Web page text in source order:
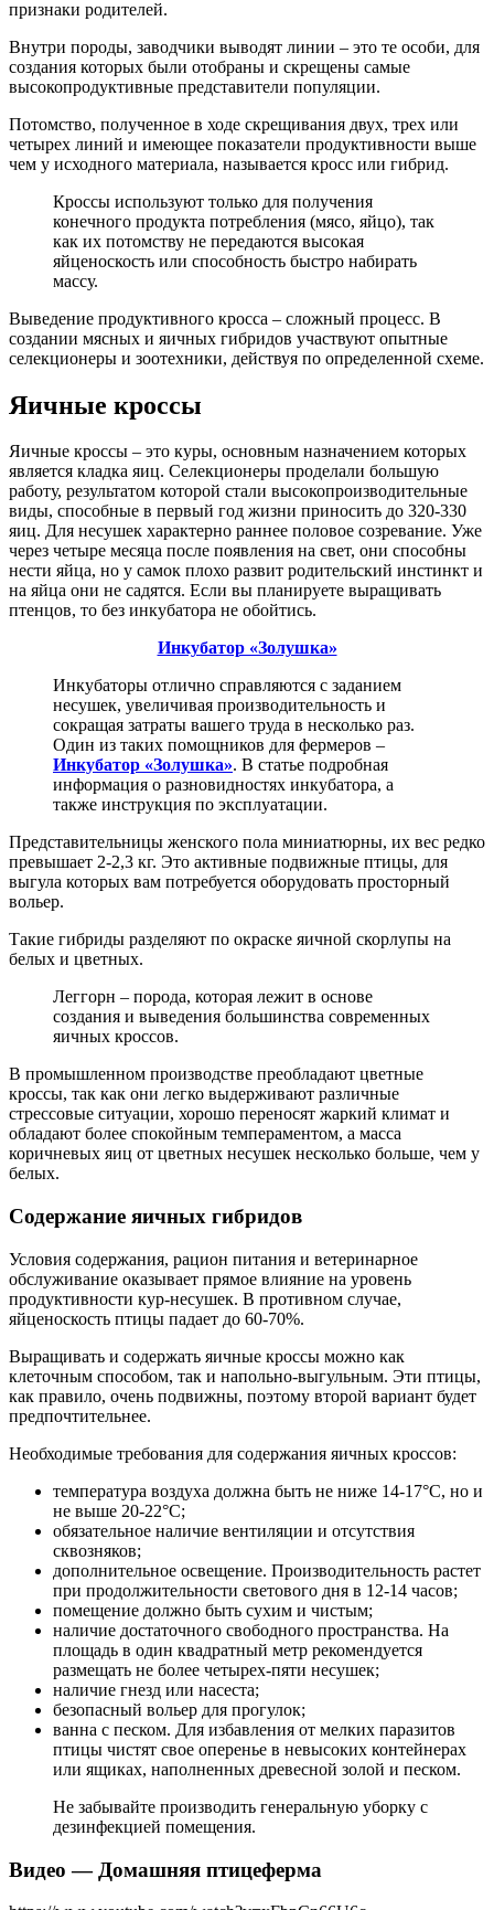
признаки родителей.
Внутри породы, заводчики выводят линии – это те особи, для
создания которых были отобраны и скрещены самые
высокопродуктивные представители популяции.
Потомство, полученное в ходе скрещивания двух, трех или
четырех линий и имеющее показатели продуктивности выше
чем у исходного материала, называется кросс или гибрид.
Кроссы используют только для получения
конечного продукта потребления (мясо, яйцо), так
как их потомству не передаются высокая
яйценоскость или способность быстро набирать
массу.
Выведение продуктивного кросса – сложный процесс. В
создании мясных и яичных гибридов участвуют опытные
селекционеры и зоотехники, действуя по определенной схеме.
Яичные кроссы
Яичные кроссы – это куры, основным назначением которых
является кладка яиц. Селекционеры проделали большую
работу, результатом которой стали высокопроизводительные
виды, способные в первый год жизни приносить до 320-330
яиц. Для несушек характерно раннее половое созревание. Уже
через четыре месяца после появления на свет, они способны
нести яйца, но у самок плохо развит родительский инстинкт и
на яйца они не садятся. Если вы планируете выращивать
птенцов, то без инкубатора не обойтись.
Инкубатор «Золушка»
Инкубаторы отлично справляются с заданием
несушек, увеличивая производительность и
сокращая затраты вашего труда в несколько раз.
Один из таких помощников для фермеров –
Инкубатор «Золушка». В статье подробная
информация о разновидностях инкубатора, а
также инструкция по эксплуатации.
Представительницы женского пола миниатюрны, их вес редко
превышает 2-2,3 кг. Это активные подвижные птицы, для
выгула которых вам потребуется оборудовать просторный
вольер.
Такие гибриды разделяют по окраске яичной скорлупы на
белых и цветных.
Леггорн – порода, которая лежит в основе
создания и выведения большинства современных
яичных кроссов.
В промышленном производстве преобладают цветные
кроссы, так как они легко выдерживают различные
стрессовые ситуации, хорошо переносят жаркий климат и
обладают более спокойным темпераментом, а масса
коричневых яиц от цветных несушек несколько больше, чем у
белых.
Содержание яичных гибридов
Условия содержания, рацион питания и ветеринарное
обслуживание оказывает прямое влияние на уровень
продуктивности кур-несушек. В противном случае,
яйценоскость птицы падает до 60-70%.
Выращивать и содержать яичные кроссы можно как
клеточным способом, так и напольно-выгульным. Эти птицы,
как правило, очень подвижны, поэтому второй вариант будет
предпочтительнее.
Необходимые требования для содержания яичных кроссов:
температура воздуха должна быть не ниже 14-17°С, но и
не выше 20-22°С;
обязательное наличие вентиляции и отсутствия
сквозняков;
дополнительное освещение. Производительность растет
при продолжительности светового дня в 12-14 часов;
помещение должно быть сухим и чистым;
наличие достаточного свободного пространства. На
площадь в один квадратный метр рекомендуется
размещать не более четырех-пяти несушек;
наличие гнезд или насеста;
безопасный вольер для прогулок;
ванна с песком. Для избавления от мелких паразитов
птицы чистят свое оперенье в невысоких контейнерах
или ящиках, наполненных древесной золой и песком.
Не забывайте производить генеральную уборку с
дезинфекцией помещения.
Видео — Домашняя птицеферма